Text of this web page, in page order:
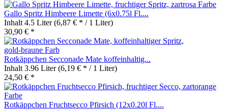
Gallo Spritz Himbeere Limette (6x0.75l Fl....
Inhalt 4.5 Liter(6,87 € * / 1 Liter)
30,90 € *
Rotkäppchen Secconade Mate koffeinhaltig...
Inhalt 3.96 Liter(6,19 € * / 1 Liter)
24,50 € *
Rotkäppchen Fruchtsecco Pfirsich (12x0.20l Fl....